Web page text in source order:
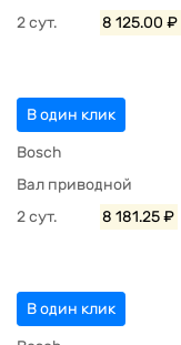
2 сут.
8 125.00 ₽
В один клик
Bosch
Вал приводной
2 сут.
8 181.25 ₽
В один клик